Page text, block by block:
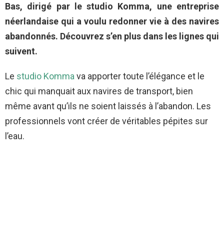
Bas, dirigé par le studio Komma, une entreprise
néerlandaise qui a voulu redonner vie à des navires
abandonnés. Découvrez s’en plus dans les lignes qui
suivent.
Le studio Komma va apporter toute l’élégance et le
chic qui manquait aux navires de transport, bien
même avant qu’ils ne soient laissés à l’abandon. Les
professionnels vont créer de véritables pépites sur
l’eau.